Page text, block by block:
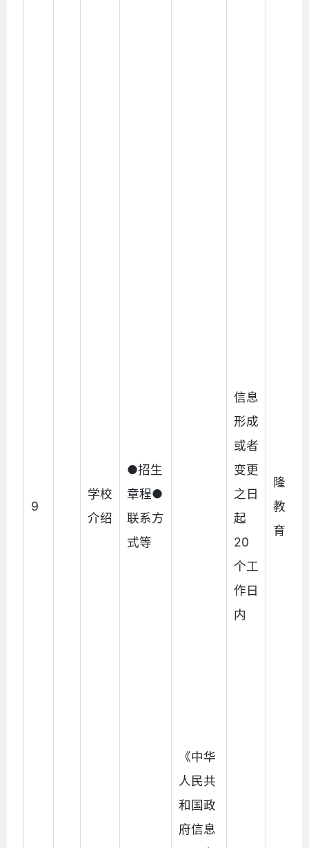
9
学校
介绍
●招生
章程●
联系方
式等
《中华
人民共
和国政
府信息
信息
形成
或者
变更
之日
起
20
个工
作日
内
隆阳
教育
育局